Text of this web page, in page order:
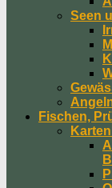
Seen
Fischen,